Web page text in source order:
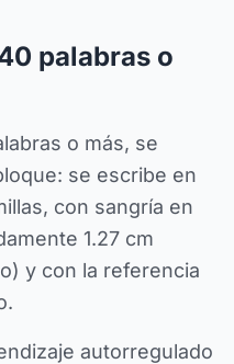
palabras o
o más, se
se escribe en
con sangría en
1.27 cm
y con la referencia
autorregulado